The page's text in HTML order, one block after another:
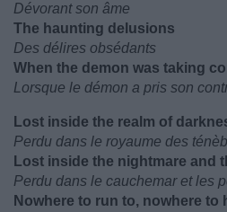
Dévorant son âme
The haunting delusions
Des délires obsédants
When the demon was taking
Lorsque le démon a pris son
Lost inside the realm of
Perdu dans le royaume des
Lost inside the nightmare and
Perdu dans le cauchemar et les
Nowhere to run to, nowhere to